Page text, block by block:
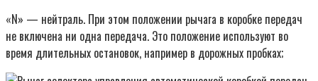
«N» — нейтраль. При этом положении рычага в коробке передач
не включена ни одна передача. Это положение используют во
время длительных остановок, например в дорожных пробках;